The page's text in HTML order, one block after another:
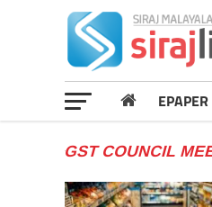
EPAPER
GST COUNCIL